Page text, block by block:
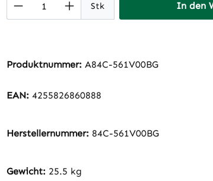
Stk In den
Produktnummer: A84C-561V00BG
EAN: 4255826860888
Herstellernummer: 84C-561V00BG
Gewicht: 25.5 kg